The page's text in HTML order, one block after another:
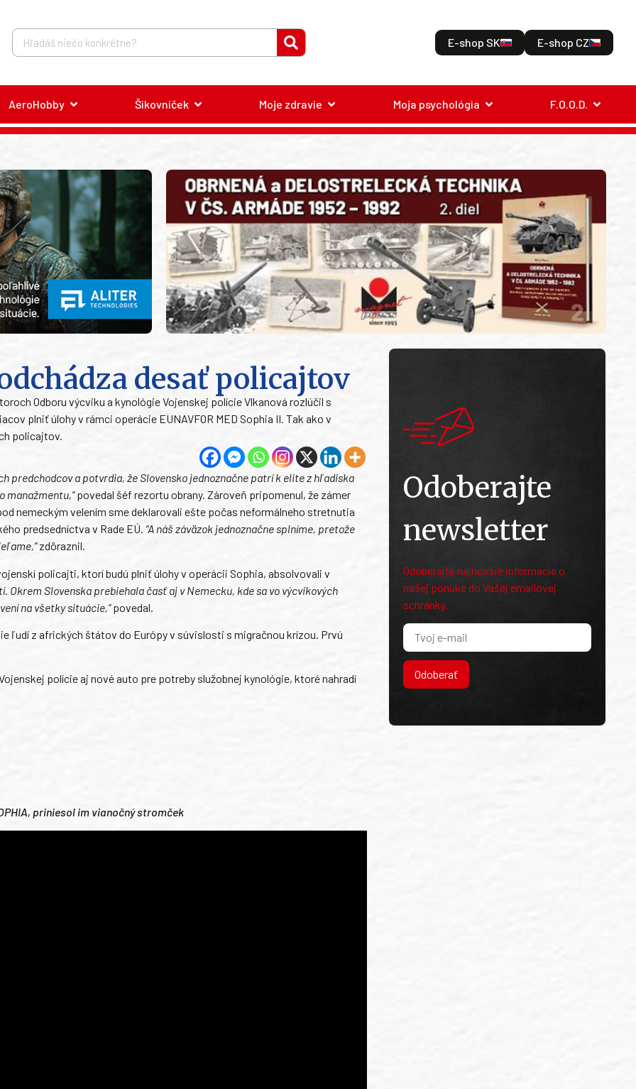
E-shop SK E-shop CZ
AeroHobby Šikovníček Moje zdravie Moja psychológia F.O.O.D.
desať policajtov
Odboru výcviku a kynológie Vojenskej polície Vlkanová rozlúčil s
plniť úlohy v rámci operácie EUNAVFOR MED Sophia II. Tak ako v
policajtov.
predchodcov a potvrdia, že Slovensko jednoznačne patrí k elite z hľadiska
manažmentu,“povedal šéf rezortu obrany. Zároveň pripomenul, že zámer
nemeckým velením sme deklarovali ešte počas neformálneho stretnutia
predsedníctva v Rade EÚ. “A náš záväzok jednoznačne splníme, pretože
zdôraznil.
policajti, ktorí budú plniť úlohy v operácii Sophia, absolvovali v
Okrem Slovenska prebiehala časť aj v Nemecku, kde sa vo výcvikových
na všetky situácie,”povedal.
ľudí z afrických štátov do Európy v súvislosti s migračnou krízou. Prvú
polície aj nové auto pre potreby služobnej kynológie, ktoré nahradí
priniesol im vianočný stromček
Odoberajte
newsletter
Odoberajte najnovšie informácie o
našej ponuke do Vašej emailovej
schránky.
Odoberať